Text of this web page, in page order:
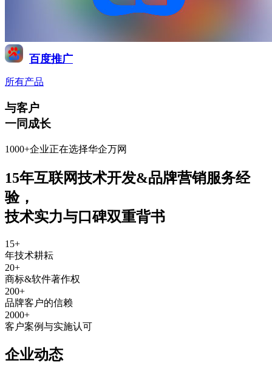
百度推广
所有产品
与客户
一同成长
1000+企业正在选择华企万网
15年互联网技术开发&品牌营销服务经
验，
技术实力与口碑双重背书
15+
年技术耕耘
20+
商标&软件著作权
200+
品牌客户的信赖
2000+
客户案例与实施认可
企业动态